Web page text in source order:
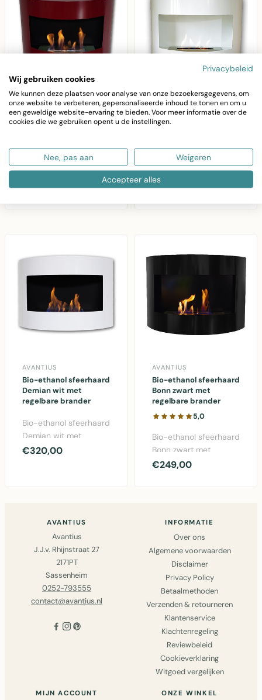
AVANTIUS
Bio-ethanol sfeerhaard
Demian rood met
Bio-ethanol sfeerhaard
Demian rood met
€320,00
Bio-ethanol sfeerhaard
Bonn wit met regelbare
Bio-ethanol sfeerhaard
Bonn wit met regelbare
brander voor
€240,00
AVANTIUS
Bio-ethanol sfeerhaard
Demian wit met
regelbare brander
Bio-ethanol sfeerhaard
Demian wit met
regelbare brander –
€320,00
AVANTIUS
Bio-ethanol sfeerhaard
Bonn zwart met
regelbare brander
5,0
Bio-ethanol sfeerhaard
Bonn zwart met
regelbare brander voor
€249,00
AVANTIUS
Avantius
J.J.v. Rhijnstraat 27
2171PT
Sassenheim
0252-793555
contact@avantius.nl
INFORMATIE
Over ons
Algemene voorwaarden
Disclaimer
Privacy Policy
Betaalmethoden
Verzenden & retourneren
Klantenservice
Klachtenregeling
Reviewbeleid
Cookieverklaring
Witgoed vergelijken
MIJN ACCOUNT ONZE WINKEL
Privacybeleid
Wij gebruiken cookies
We kunnen deze plaatsen voor analyse van onze bezoekersgegevens, om
onze website te verbeteren, gepersonaliseerde inhoud te tonen en om u
een geweldige website-ervaring te bieden. Voor meer informatie over de
cookies die we gebruiken opent u de instellingen.
Nee, pas aan Weigeren
Accepteer alles